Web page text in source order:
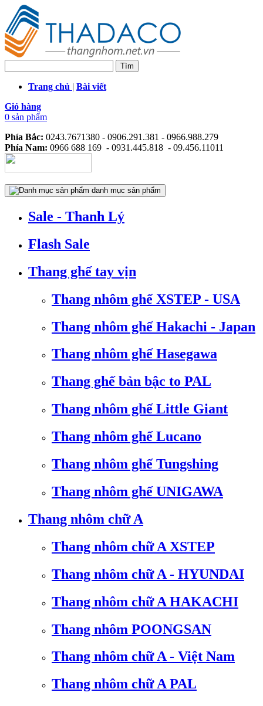
Trang chủ | Bài viết
Giỏ hàng
0 sản phẩm
Phía Bắc: 0243.7671380 - 0906.291.381 - 0966.988.279
Phía Nam: 0966 688 169 - 0931.445.818 - 09.456.11011
danh mục sản phẩm
Sale - Thanh Lý
Flash Sale
Thang ghế tay vịn
Thang nhôm ghế XSTEP - USA
Thang nhôm ghế Hakachi - Japan
Thang nhôm ghế Hasegawa
Thang ghế bản bậc to PAL
Thang nhôm ghế Little Giant
Thang nhôm ghế Lucano
Thang nhôm ghế Tungshing
Thang nhôm ghế UNIGAWA
Thang nhôm chữ A
Thang nhôm chữ A XSTEP
Thang nhôm chữ A - HYUNDAI
Thang nhôm chữ A HAKACHI
Thang nhôm POONGSAN
Thang nhôm chữ A - Việt Nam
Thang nhôm chữ A PAL